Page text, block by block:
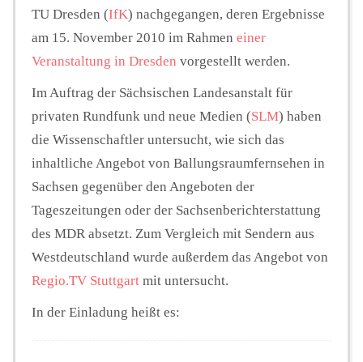
Seminare
Unterstützen
TU Dresden (IfK) nachgegangen, deren Ergebnisse
am 15. November 2010 im Rahmen einer
Veranstaltung in Dresden vorgestellt werden.
Im Auftrag der Sächsischen Landesanstalt für
privaten Rundfunk und neue Medien (SLM) haben
die Wissenschaftler untersucht, wie sich das
inhaltliche Angebot von Ballungsraumfernsehen in
Sachsen gegenüber den Angeboten der
Tageszeitungen oder der Sachsenberichterstattung
des MDR absetzt. Zum Vergleich mit Sendern aus
Westdeutschland wurde außerdem das Angebot von
Regio.TV Stuttgart mit untersucht.
In der Einladung heißt es: